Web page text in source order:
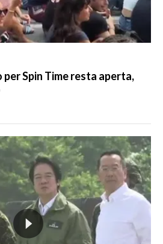
Spin Time resta aperta,